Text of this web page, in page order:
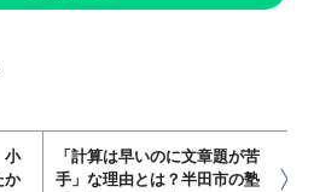
小
か
「計算は早いのに文章題が苦
手」な理由とは？半田市の塾